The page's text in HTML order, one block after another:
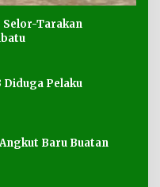
Selor-Tarakan
Diduga Pelaku
Baru Buatan